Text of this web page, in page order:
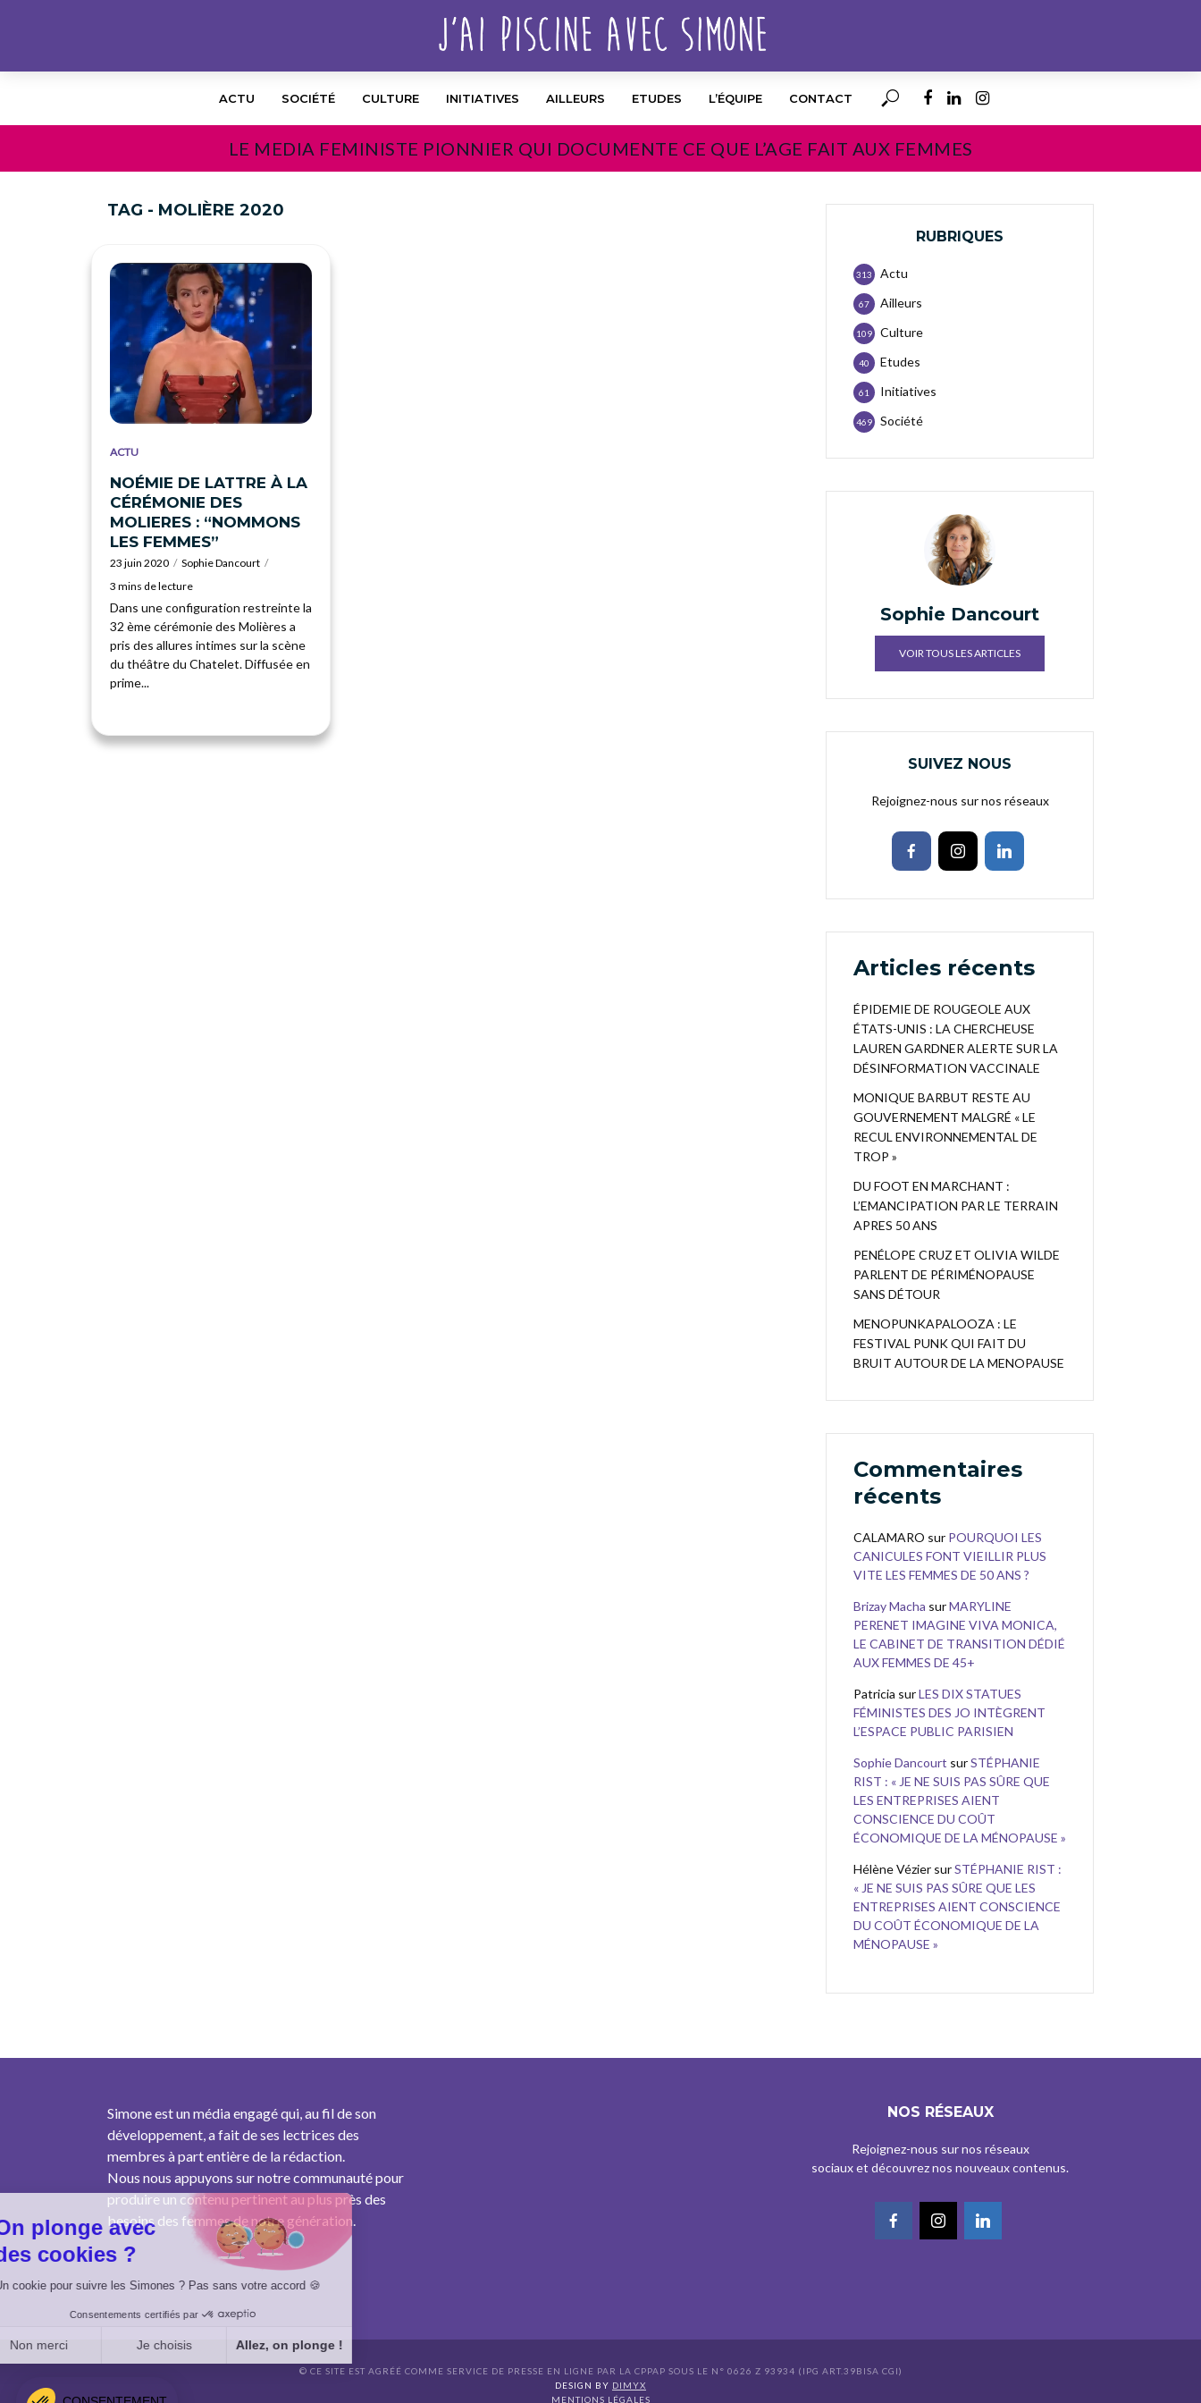
ACTU SOCIÉTÉ CULTURE INITIATIVES AILLEURS ETUDES L’ÉQUIPE CONTACT
LE MEDIA FEMINISTE PIONNIER QUI DOCUMENTE CE QUE L’AGE FAIT AUX FEMMES
TAG - MOLIÈRE 2020
ACTU
NOÉMIE DE LATTRE À LA
CÉRÉMONIE DES
MOLIERES : “NOMMONS
LES FEMMES”
23 juin 2020
Sophie Dancourt
3 mins de lecture
Dans une configuration restreinte la
32 ème cérémonie des Molières a
pris des allures intimes sur la scène
du théâtre du Chatelet. Diffusée en
prime...
RUBRIQUES
Actu
313
Ailleurs
67
Culture
109
Etudes
40
Initiatives
61
Société
469
Sophie Dancourt
VOIR TOUS LES ARTICLES
SUIVEZ NOUS
Rejoignez-nous sur nos réseaux
Articles récents
ÉPIDEMIE DE ROUGEOLE AUX
ÉTATS-UNIS : LA CHERCHEUSE
LAUREN GARDNER ALERTE SUR LA
DÉSINFORMATION VACCINALE
MONIQUE BARBUT RESTE AU
GOUVERNEMENT MALGRÉ « LE
RECUL ENVIRONNEMENTAL DE
TROP »
DU FOOT EN MARCHANT :
L’EMANCIPATION PAR LE TERRAIN
APRES 50 ANS
PENÉLOPE CRUZ ET OLIVIA WILDE
PARLENT DE PÉRIMÉNOPAUSE
SANS DÉTOUR
MENOPUNKAPALOOZA : LE
FESTIVAL PUNK QUI FAIT DU
BRUIT AUTOUR DE LA MENOPAUSE
Commentaires
récents
CALAMARO sur POURQUOI LES
CANICULES FONT VIEILLIR PLUS
VITE LES FEMMES DE 50 ANS ?
Brizay Macha surMARYLINE
PERENET IMAGINE VIVA MONICA,
LE CABINET DE TRANSITION DÉDIÉ
AUX FEMMES DE 45+
Patricia surLES DIX STATUES
FÉMINISTES DES JO INTÈGRENT
L’ESPACE PUBLIC PARISIEN
Sophie Dancourt surSTÉPHANIE
RIST : « JE NE SUIS PAS SÛRE QUE
LES ENTREPRISES AIENT
CONSCIENCE DU COÛT
ÉCONOMIQUE DE LA MÉNOPAUSE »
Hélène Vézier surSTÉPHANIE RIST :
« JE NE SUIS PAS SÛRE QUE LES
ENTREPRISES AIENT CONSCIENCE
DU COÛT ÉCONOMIQUE DE LA
MÉNOPAUSE »
Simone est un média engagé qui, au fil de son
développement, a fait de ses lectrices des
membres à part entière de la rédaction.
Nous nous appuyons sur notre communauté pour
produire un contenu pertinent au plus près des
besoins des femmes de notre génération.
NOS RÉSEAUX
Rejoignez-nous sur nos réseaux
sociaux et découvrez nos nouveaux contenus.
© CE SITE EST AGRÉÉ COMME SERVICE DE PRESSE EN LIGNE PAR LA CPPAP SOUS LE N° 0626 Z 93934 (IPG ART.39BISA CGI)
DESIGN BY DIMYX
MENTIONS LÉGALES
On plonge avec
des cookies ?
Un cookie pour suivre les Simones ? Pas sans votre accord 🍪
Consentements certifiés par
Non merci Je choisis Allez, on plonge !
Plateforme de Gestion du Consentement : Personnalisez vos Options